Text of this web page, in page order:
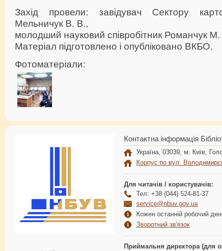
Захід провели: завідувач Сектору
Мельничук В. В.,
молодший науковий співробітник Романчук
Матеріал підготовлено і опубліковано ВКБО.
Фотоматеріали:
Контактна інформація
Україна, 03039, м. Київ,
Корпус по вул.
Для читачів / користувачів:
Тел: +38 (044) 524-81-37
service@nbuv.gov.ua
Кожен останній робочий
Зворотний зв'язок
Приймальня директора (для